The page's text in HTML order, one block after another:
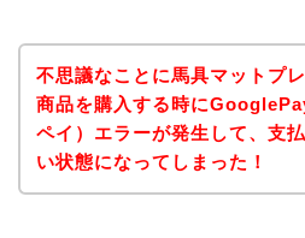
不思議なことに馬具マットプ
商品を購入する時に
ペイ）エラーが発生して、支
い状態になってしまった！